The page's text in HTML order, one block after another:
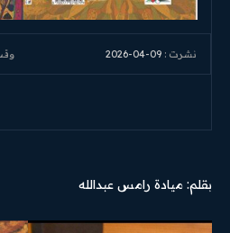
نشرت : 2026-04-09
بقلم: ميادة رامس عبدالله